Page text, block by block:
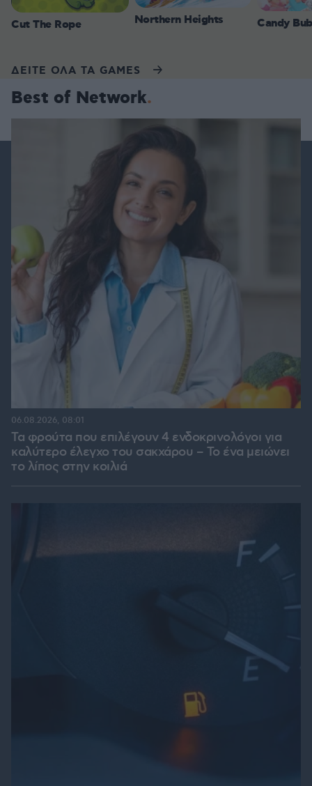
Cut The Rope Northern Heights Candy
ΔΕΙΤΕ ΟΛΑ ΤΑ GAMES
Best of Network
Τα φρούτα που επιλέγουν 4 ενδοκρινολόγοι για
καλύτερο έλεγχο του σακχάρου – Το ένα μειώνει
το λίπος στην κοιλιά
06.08.2026, 08:01